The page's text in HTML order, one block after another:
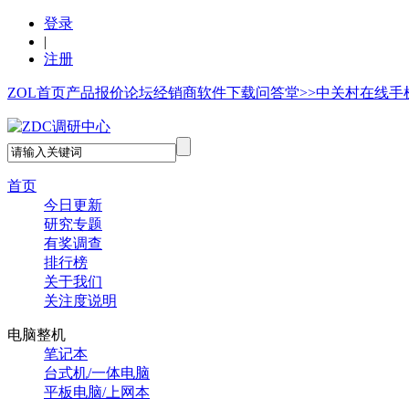
登录
|
注册
ZOL首页产品报价论坛经销商软件下载问答堂>>中关村在线手
首页
今日更新
研究专题
有奖调查
排行榜
关于我们
关注度说明
电脑整机
笔记本
台式机/一体电脑
平板电脑/上网本